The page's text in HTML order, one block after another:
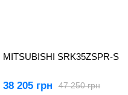
MITSUBISHI SRK35ZSPR-S
47 250 грн
38 205 грн